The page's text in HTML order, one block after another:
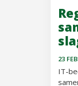
23
IT-